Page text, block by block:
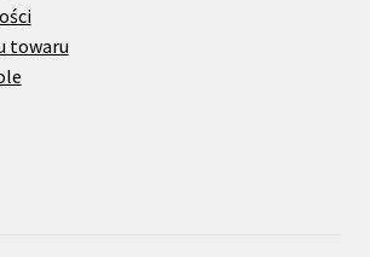
towaru